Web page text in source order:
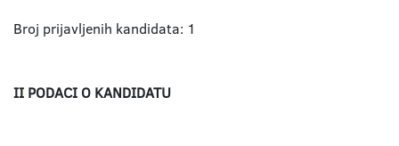
Broj prijavljenih kandidata: 1
II PODACI O KANDIDATU